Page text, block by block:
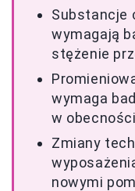
Substancje
wymagają
stężenie
wymaga
w
Zmiany
nowymi